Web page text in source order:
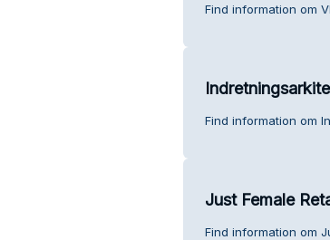
Find information om
Find information om
Just Female
Find information om